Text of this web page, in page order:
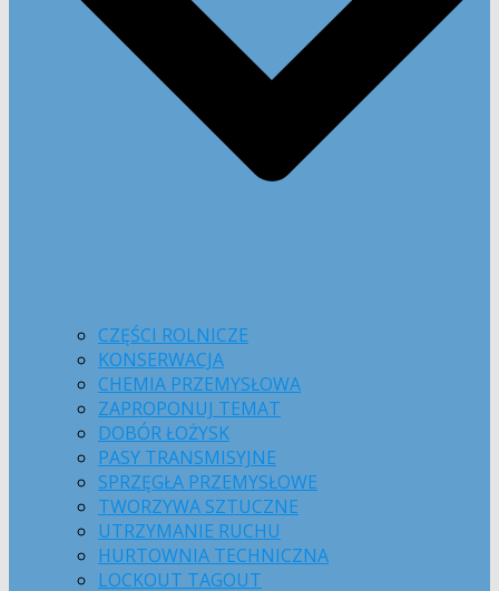
CZĘŚCI ROLNICZE
KONSERWACJA
CHEMIA PRZEMYSŁOWA
ZAPROPONUJ TEMAT
DOBÓR ŁOŻYSK
PASY TRANSMISYJNE
SPRZĘGŁA PRZEMYSŁOWE
TWORZYWA SZTUCZNE
UTRZYMANIE RUCHU
HURTOWNIA TECHNICZNA
LOCKOUT TAGOUT